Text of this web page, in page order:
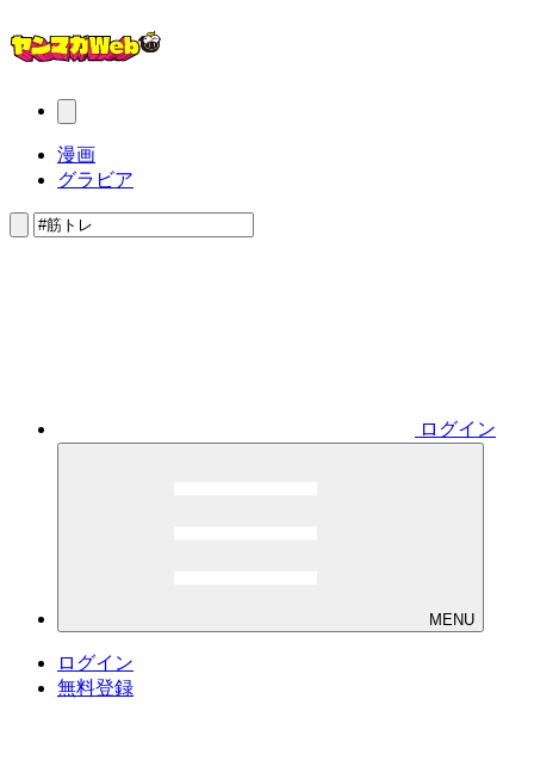
漫画
グラビア
ログイン
MENU
ログイン
無料登録